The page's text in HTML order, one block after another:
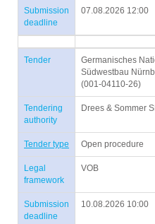
Submission
deadline
07.08.2026 12:00
Tender
Germanisches
Südwestbau
(001-04110-26)
Tendering
authority
Drees & Sommer
Tender type Open procedure
Legal
framework
VOB
Submission
deadline
10.08.2026 10:00